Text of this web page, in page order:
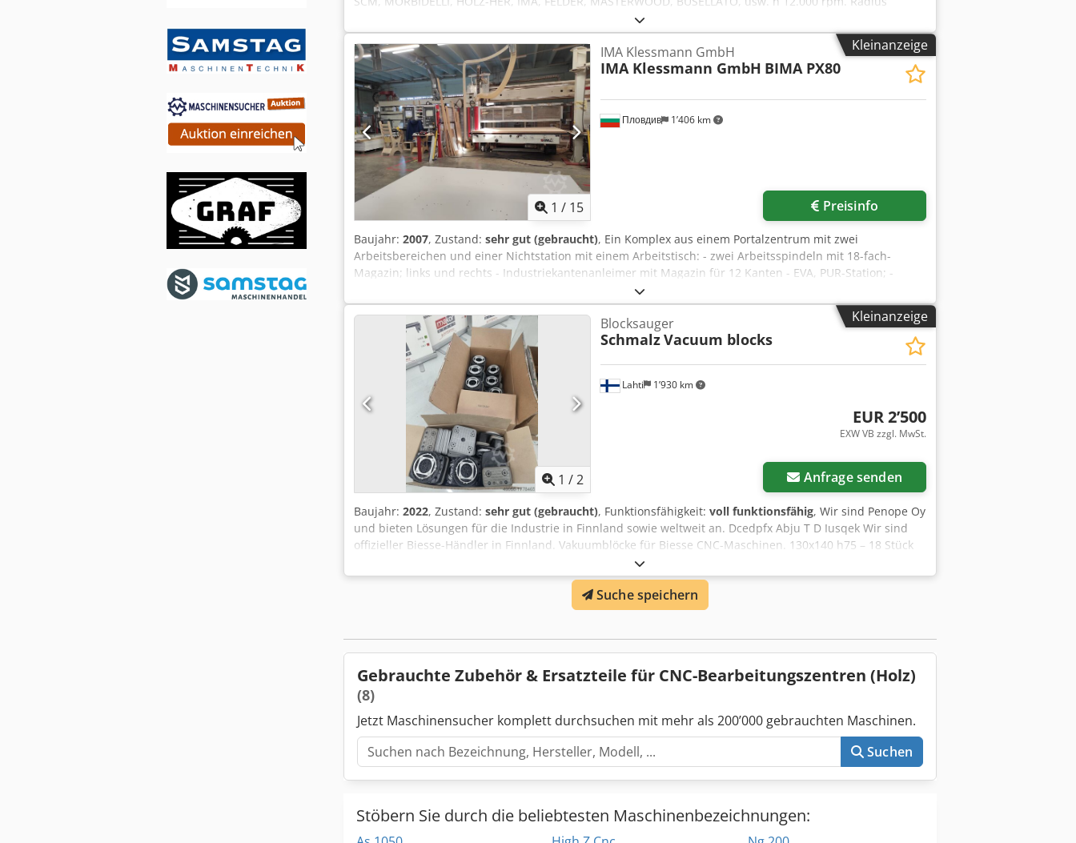
R2mm. HSK63 Haltung. Verfugbar gleich. Dcedpfehw Db Isx Abqek
Kleinanzeige
1 / 15
Пловдив 1’406 km
IMA Klessmann GmbH
IMA Klessmann GmbH BIMA PX80
Preisinfo
Baujahr: 2007, Zustand: sehr gut (gebraucht), Ein Komplex aus einem Portalzentrum mit zwei
Arbeitsbereichen und einer Nichtstation mit einem Arbeitstisch: - zwei Arbeitsspindeln mit 18-fach-
Magazin; links und rechts - Industriekantenanleimer mit Magazin für 12 Kanten - EVA, PUR-Station; -
zusätzliche Polyorithan-Station. Der Komplex ist für die komplette Bearbeitung von Spanplatten und
furnierten MDF-Teilen usw. ausgelegt - Zuschnitt von Teilen mit Nesting-Technologie und komplette
Bearbeitung von Portalzentren. Der Preis ist nicht inbegriffen: Djdpfxsizi Tts Abqeck - Transport -
Demontage -Installation. Vollständig gewartet durch das deutsche IMA Schelling-Team im Jahr 2022. Das
Besäumaggregat wird kaum benutzt.
Kleinanzeige
Mehr Bilder anfragen
1 /2
Lahti 1’930 km
Blocksauger
SchmalzVacuum blocks
EUR 2’500
EXW VB zzgl. MwSt.
Anfrage senden
Baujahr: 2022, Zustand: sehr gut (gebraucht), Funktionsfähigkeit: voll funktionsfähig, Wir sind Penope Oy
und bieten Lösungen für die Industrie in Finnland sowie weltweit an. Dcedpfx Abju T D Iusqek Wir sind
offizieller Biesse-Händler in Finnland. Vakuumblöcke für Biesse CNC-Maschinen. 130x140 h75 – 18 Stück
125x75 h75 – 8 Stück 120x50 h75 – 10 Stück Sehr guter Zustand, nur getestet und anschließend
eingelagert. Preis gilt für das gesamte Paket, 36 Stück.
Suche speichern
Gebrauchte Zubehör & Ersatzteile für CNC-Bearbeitungszentren (Holz)
(8)
Jetzt Maschinensucher komplett durchsuchen mit mehr als 200’000 gebrauchten Maschinen.
Suchen
Stöbern Sie durch die beliebtesten Maschinenbezeichnungen: